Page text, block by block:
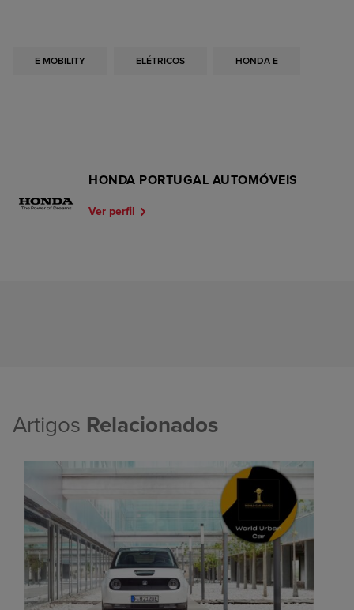
E MOBILITY ELÉTRICOS HONDA E
HONDA PORTUGAL AUTOMÓVEIS
Ver perfil
Artigos Relacionados